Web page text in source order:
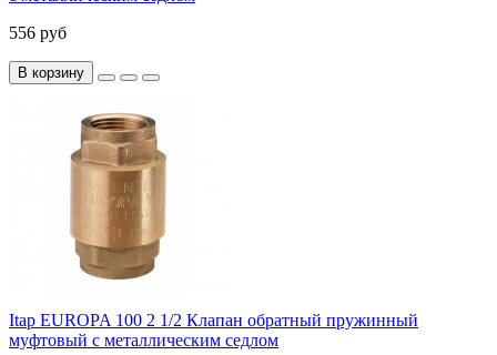
556 руб
В корзину
Itap EUROPA 100 2 1/2 Клапан обратный пружинный
муфтовый с металлическим седлом